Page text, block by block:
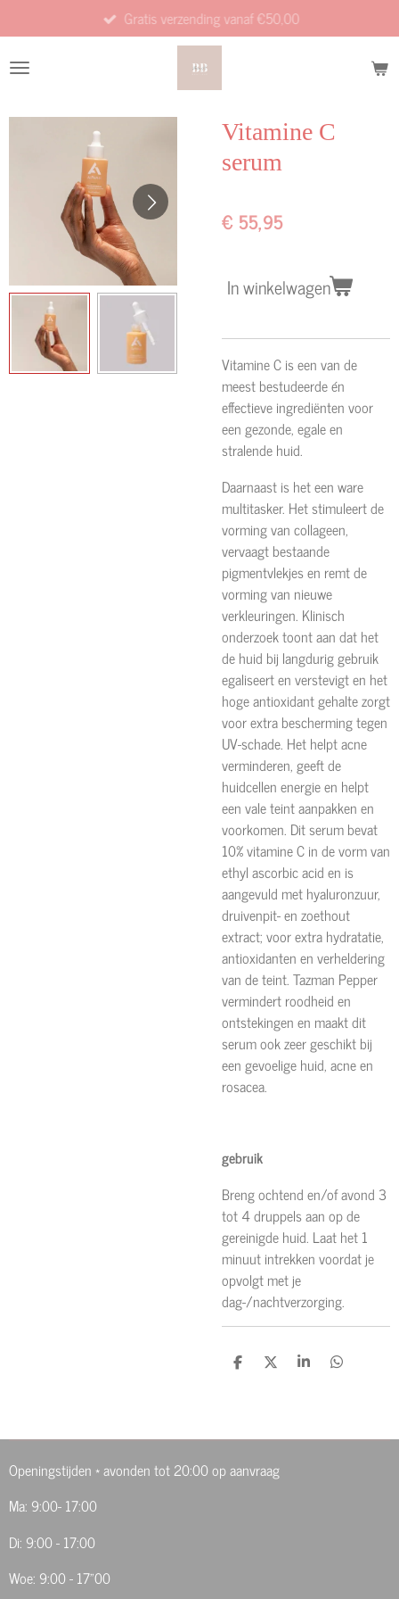
direct
naar
Gratis verzending vanaf €50,00
Vitamine C
serum
€ 55,95
In winkelwagen
Vitamine C is een van de
meest bestudeerde én
effectieve ingrediënten voor
een gezonde, egale en
stralende huid.
Daarnaast is het een ware
multitasker. Het stimuleert de
vorming van collageen,
vervaagt bestaande
pigmentvlekjes en remt de
vorming van nieuwe
verkleuringen. Klinisch
onderzoek toont aan dat het
de huid bij langdurig gebruik
egaliseert en verstevigt en het
hoge antioxidant gehalte zorgt
voor extra bescherming tegen
UV-schade. Het helpt acne
verminderen, geeft de
huidcellen energie en helpt
een vale teint aanpakken en
voorkomen. Dit serum bevat
10% vitamine C in de vorm van
ethyl ascorbic acid en is
aangevuld met hyaluronzuur,
druivenpit- en zoethout
extract; voor extra hydratatie,
antioxidanten en verheldering
van de teint. Tazman Pepper
vermindert roodheid en
ontstekingen en maakt dit
serum ook zeer geschikt bij
een gevoelige huid, acne en
rosacea.
gebruik
Breng ochtend en/of avond 3
tot 4 druppels aan op de
gereinigde huid. Laat het 1
minuut intrekken voordat je
opvolgt met je
dag-/nachtverzorging.
D D S D
Openingstijden * avonden tot 20:00 op aanvraag
Ma: 9:00- 17:00
Di: 9:00 - 17:00
Woe: 9:00 - 17"00